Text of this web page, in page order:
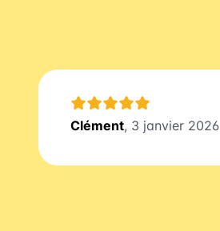
Clément, 3 janvier 2026